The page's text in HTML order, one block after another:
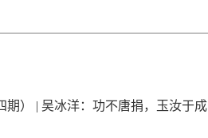
期） | 吴冰洋：功不唐捐，玉汝于成